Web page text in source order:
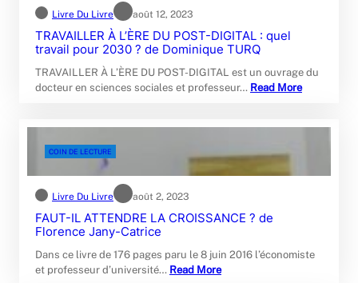
Livre Du Livre août 12, 2023
TRAVAILLER À L’ÈRE DU POST-DIGITAL : quel
travail pour 2030 ? de Dominique TURQ
TRAVAILLER À L’ÈRE DU POST-DIGITAL est un ouvrage du
docteur en sciences sociales et professeur… Read More
COIN DE LECTURE
Livre Du Livre août 2, 2023
FAUT-IL ATTENDRE LA CROISSANCE ? de
Florence Jany-Catrice
Dans ce livre de 176 pages paru le 8 juin 2016 l’économiste
et professeur d’université… Read More